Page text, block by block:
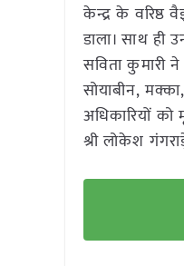
केन्द्र के वरिष्ठ
डाला। साथ ही
सविता कुमारी
सोयाबीन,
अधिकारियों
श्री लोकेश